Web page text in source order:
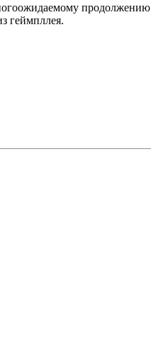
продолжению
геймпллея.